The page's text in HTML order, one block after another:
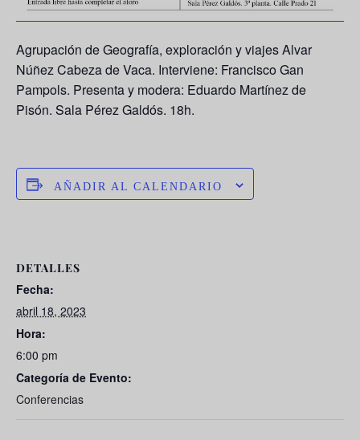
Agrupación de Geografía, exploración y viajes Alvar
Núñez Cabeza de Vaca. Interviene: Francisco Gan
Pampols. Presenta y modera: Eduardo Martínez de
Pisón. Sala Pérez Galdós. 18h.
AÑADIR AL CALENDARIO
DETALLES
Fecha:
abril 18, 2023
Hora:
6:00 pm
Categoría de Evento:
Conferencias